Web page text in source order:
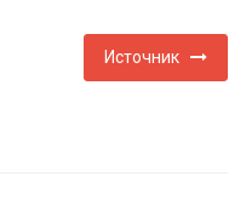
Источник